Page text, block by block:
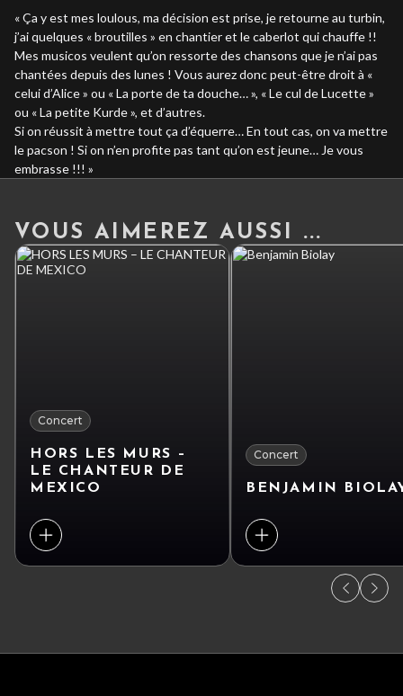
« Ça y est mes loulous, ma décision est prise, je retourne au turbin,
j’ai quelques « broutilles » en chantier et le caberlot qui chauffe !!
Mes musicos veulent qu’on ressorte des chansons que je n’ai pas
chantées depuis des lunes ! Vous aurez donc peut-être droit à «
celui d’Alice » ou « La porte de ta douche… », « Le cul de Lucette »
ou « La petite Kurde », et d’autres.
Si on réussit à mettre tout ça d’équerre… En tout cas, on va mettre
le pacson ! Si on n’en profite pas tant qu’on est jeune… Je vous
embrasse !!! »
VOUS AIMEREZ AUSSI ...
Concert
HORS LES MURS –
LE CHANTEUR DE
MEXICO
Concert
BENJAMIN